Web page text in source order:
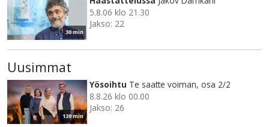
30 min
5.8.06 klo 21.30
Jakso: 22
Uusimmat
120 min
Yösoihtu Te saatte voiman, osa 2/2
8.8.26 klo 00.00
Jakso: 26